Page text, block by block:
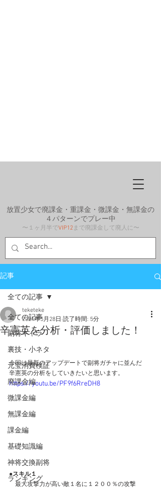
放置少女で廃課金・重課金・微課金・無課金の
４パターンでプレー中
〜１ヶ月半でVIP12まで廃課金して廃人に〜
記事
全ての記事
副将キャラ
裏技・小ネタ
元宝消費検証
廃課金編
微課金編
無課金編
課金編
基礎知識編
神将交換副将
ランキング
全ての記事
辛憲英を分析・評価しました！
teketeke
2021年5月28日 読了時間: 5分
今回は最新のアップデートで副将ガチャに並んだ
辛憲英の分析をしていきたいと思います。
https://youtu.be/PF9f6RreDH8
●スキル１
最大攻撃力が高い敵１名に１２００％の攻撃